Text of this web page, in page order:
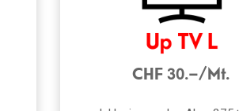
CHF 30.–/Mt.